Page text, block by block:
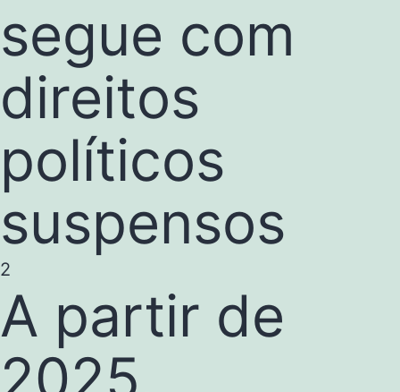
segue com
direitos
políticos
suspensos
2
A partir de
2025,